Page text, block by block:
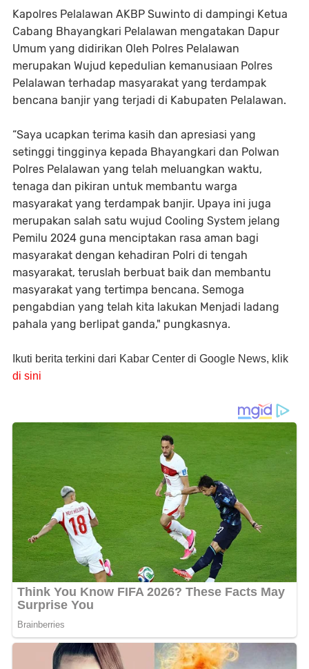
Kapolres Pelalawan AKBP Suwinto di dampingi Ketua
Cabang Bhayangkari Pelalawan mengatakan Dapur
Umum yang didirikan Oleh Polres Pelalawan
merupakan Wujud kepedulian kemanusiaan Polres
Pelalawan terhadap masyarakat yang terdampak
bencana banjir yang terjadi di Kabupaten Pelalawan.
“Saya ucapkan terima kasih dan apresiasi yang
setinggi tingginya kepada Bhayangkari dan Polwan
Polres Pelalawan yang telah meluangkan waktu,
tenaga dan pikiran untuk membantu warga
masyarakat yang terdampak banjir. Upaya ini juga
merupakan salah satu wujud Cooling System jelang
Pemilu 2024 guna menciptakan rasa aman bagi
masyarakat dengan kehadiran Polri di tengah
masyarakat, teruslah berbuat baik dan membantu
masyarakat yang tertimpa bencana. Semoga
pengabdian yang telah kita lakukan Menjadi ladang
pahala yang berlipat ganda," pungkasnya.
Ikuti berita terkini dari Kabar Center di Google News, klik
di sini